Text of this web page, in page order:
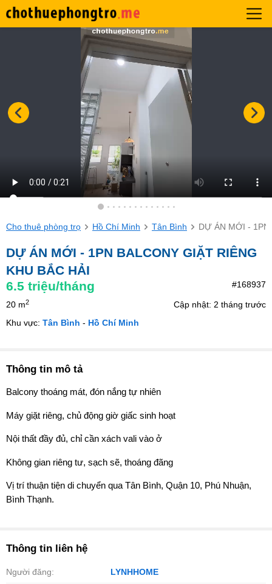
Cho thuê phòng trọ Hồ Chí Minh Tân Bình DỰ ÁN MỚI - 1PN
DỰ ÁN MỚI - 1PN BALCONY GIẶT RIÊNG
KHU BẮC HẢI
6.5 triệu/tháng #168937
20 m2
Cập nhật: 2 tháng trước
Khu vực: Tân Bình - Hồ Chí Minh
Thông tin mô tả
Balcony thoáng mát, đón nắng tự nhiên
Máy giặt riêng, chủ động giờ giấc sinh hoạt
Nội thất đầy đủ, chỉ cần xách vali vào ở
Không gian riêng tư, sạch sẽ, thoáng đãng
Vị trí thuận tiện di chuyển qua Tân Bình, Quận 10, Phú Nhuận,
Bình Thạnh.
Thông tin liên hệ
Người đăng: LYNHHOME